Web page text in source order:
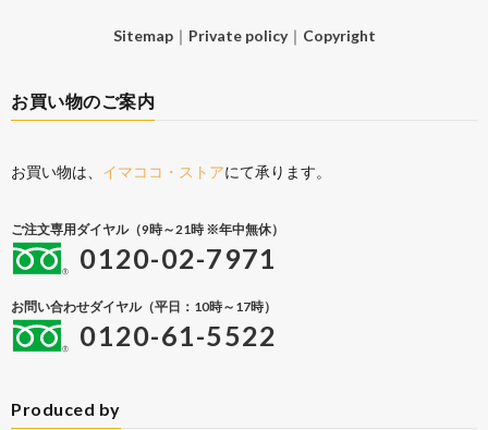
Sitemap｜ Private policy｜ Copyright
お買い物のご案内
お買い物は、 イマココ・ストアにて承ります。
ご注文専用ダイヤル（9時～21時 ※年中無休）
0120-02-7971
お問い合わせダイヤル（平日：10時～17時）
0120-61-5522
Produced by